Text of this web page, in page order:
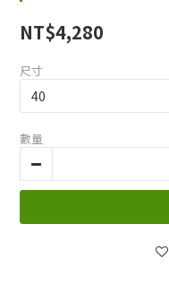
NT$4,280
尺寸
數量